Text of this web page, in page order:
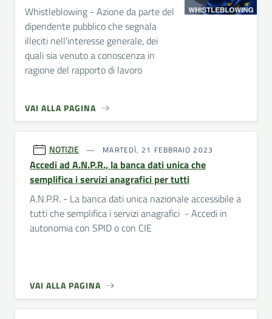
Whistleblowing - Azione da parte del
dipendente pubblico che segnala
illeciti nell'interesse generale, dei
quali sia venuto a conoscenza in
ragione del rapporto di lavoro
VAI ALLA PAGINA
NOTIZIE MARTEDÌ, 21 FEBBRAIO 2023
Accedi ad A.N.P.R., la banca dati unica che
semplifica i servizi anagrafici per tutti
A.N.P.R. - La banca dati unica nazionale accessibile a
tutti che semplifica i servizi anagrafici - Accedi in
autonomia con SPID o con CIE
VAI ALLA PAGINA